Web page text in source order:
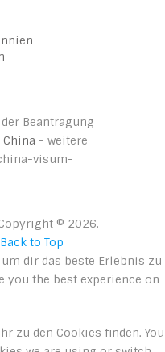
Beantragung
- weitere
visum-
© 2026.
Back to Top
dir das beste Erlebnis zu
you the best experience on
zu den Cookies finden. You